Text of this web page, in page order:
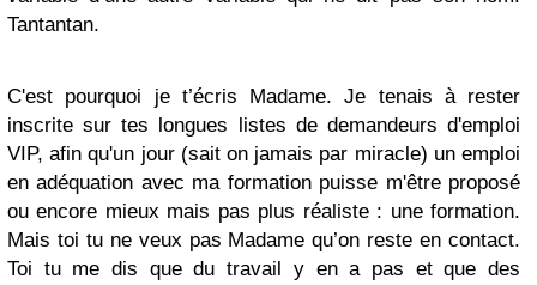
Tantantan.
C'est pourquoi je t’écris Madame. Je tenais à rester
inscrite sur tes longues listes de demandeurs d'emploi
VIP, afin qu'un jour (sait on jamais par miracle) un emploi
en adéquation avec ma formation puisse m'être proposé
ou encore mieux mais pas plus réaliste : une formation.
Mais toi tu ne veux pas Madame qu’on reste en contact.
Toi tu me dis que du travail y en a pas et que des